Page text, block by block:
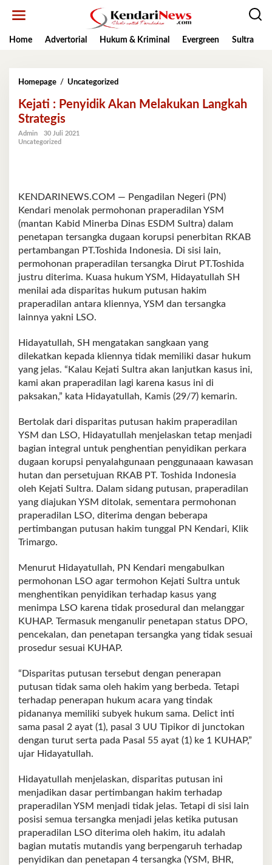
Home
Advertorial Hukum & Kriminal Evergreen Sultra
Homepage / Uncategorized
Penyidik
Kejati : Penyidik Akan Melakukan Langkah
Strategis
Admin
30 Juli 2021
Uncategorized
KENDARINEWS.COM — Pengadilan Negeri (PN)
Kendari menolak permohonan praperadilan YSM
(mantan Kabid Minerba Dinas ESDM Sultra) dalam
penetapan tersangka dugaan korupsi penerbitan RKAB
pertambangan PT.Toshida Indonesia. Di sisi lain,
permohonan praperadilan tersangka Dirut PT.Toshida
justru diterima. Kuasa hukum YSM, Hidayatullah SH
menilai ada disparitas hukum putusan hakim
praperadilan antara kliennya, YSM dan tersangka
lainnya yakni LSO.
Hidayatullah, SH mengatakan sangkaan yang
dilekatkan kepada kliennya tidak memiliki dasar hukum
yang jelas. “Kalau Kejati Sultra akan lanjutkan kasus ini,
kami akan praperadilan lagi karena kasus ini di
paksakan,” kata Hidayatullah, Kamis (29/7) kemarin.
Bertolak dari disparitas putusan hakim praperadilan
YSM dan LSO, Hidayatullah menjelaskan tetap menjadi
bagian integral untuk penghentian penyidikan perkara
dugaan korupsi penyalahgunaan penggunaaan kawasan
hutan dan persetujuan RKAB PT. Toshida Indonesia
oleh Kejati Sultra. Dalam sidang putusan, praperadilan
yang diajukan YSM ditolak, sementara permohonan
praperadilan LSO, diterima dengan beberapa
pertimbangan putusan hakim tunggal PN Kendari, Klik
Trimargo.
Menurut Hidayatullah, PN Kendari mengabulkan
permohonan LSO agar termohon Kejati Sultra untuk
menghentikan penyidikan terhadap kasus yang
menimpa LSO karena tidak prosedural dan melanggar
KUHAP. Termasuk menganulir penetapan status DPO,
pencekalan, dan penetapan tersangka yang tidak sesuai
prosedur sesuai KUHAP.
“Disparitas putusan tersebut dengan penerapan
putusan tidak sama oleh hakim yang berbeda. Tetapi
terhadap penerapan hukum acara yang tindak
pidananya memiliki subyek hukum sama. Delict inti
sama pasal 2 ayat (1), pasal 3 UU Tipikor di junctokan
dengan turut serta pada Pasal 55 ayat (1) ke 1 KUHAP,”
ujar Hidayatullah.
Hidayatullah menjelaskan, disparitas putusan ini
menjadikan dasar pertimbangan hakim terhadap
praperadilan YSM menjadi tidak jelas. Tetapi di sisi lain
posisi semua tersangka menjadi jelas ketika putusan
praperadilan LSO diterima oleh hakim, itu adalah
bagian mutatis mutandis yang berpengaruh terhadap
penyidikan dan penetapan 4 tersangka (YSM, BHR,